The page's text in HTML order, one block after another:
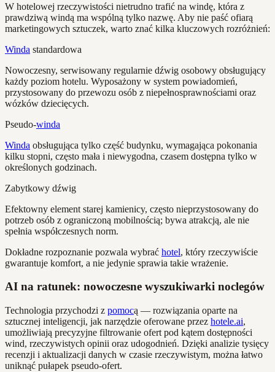
W hotelowej rzeczywistości nietrudno trafić na windę, która z
prawdziwą windą ma wspólną tylko nazwę. Aby nie paść ofiarą
marketingowych sztuczek, warto znać kilka kluczowych rozróżnień:
Winda standardowa
Nowoczesny, serwisowany regularnie dźwig osobowy obsługujący
każdy poziom hotelu. Wyposażony w system powiadomień,
przystosowany do przewozu osób z niepełnosprawnościami oraz
wózków dziecięcych.
Pseudo-winda
Winda obsługująca tylko część budynku, wymagająca pokonania
kilku stopni, często mała i niewygodna, czasem dostępna tylko w
określonych godzinach.
Zabytkowy dźwig
Efektowny element starej kamienicy, często nieprzystosowany do
potrzeb osób z ograniczoną mobilnością; bywa atrakcją, ale nie
spełnia współczesnych norm.
Dokładne rozpoznanie pozwala wybrać hotel, który rzeczywiście
gwarantuje komfort, a nie jedynie sprawia takie wrażenie.
AI na ratunek: nowoczesne wyszukiwarki noclegów
Technologia przychodzi z pomocą — rozwiązania oparte na
sztucznej inteligencji, jak narzędzie oferowane przez hotele.ai,
umożliwiają precyzyjne filtrowanie ofert pod kątem dostępności
wind, rzeczywistych opinii oraz udogodnień. Dzięki analizie tysięcy
recenzji i aktualizacji danych w czasie rzeczywistym, można łatwo
uniknąć pułapek pseudo-ofert.